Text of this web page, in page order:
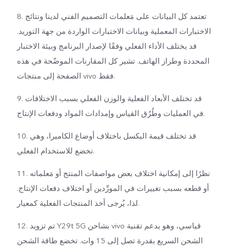
8. تعتمد كل البيانات على مَعلمات التصميم الفني لدينا ونتائج
الاختبارات المعملية وبيانات الاختبارات الواردة من جهة التوريد.
قد يختلف الأداء الفعلي وفقًا لإصدار البرنامج وبيئة الاختبار
المحددة وطراز الهاتف. تشير كل المقارنات الموضّحة في هذه
الصفحة إلى منتجات vivo فقط.
9. قد تختلف الأبعاد الفعلية والوزن الفعلي بسبب الاختلافات
في العمليات وطُرُق القياس وإمدادات المواد ودفعات الإنتاج.
10. قد تختلف قيمة البكسل باختلاف أوضاع الكاميرا، وهي
تخضع للاستخدام الفعلي.
11. نظرًا إلى إمكانية اختلاف بعض مواصفات المنتج أو مَعلماته
أو قطعه بسبب تغييرات في المورِّدين أو اختلاف دفعات الإنتاج.
لذا، يُرجى أخذ المنتجات الفعلية كمعيار.
12. تم تزويد Y29t 5G بشاحن vivo قياسي، وهو يدعم تقنية
الشحن السريع بقدرة تصل إلى 15 وات. تخضع طاقة الشحن